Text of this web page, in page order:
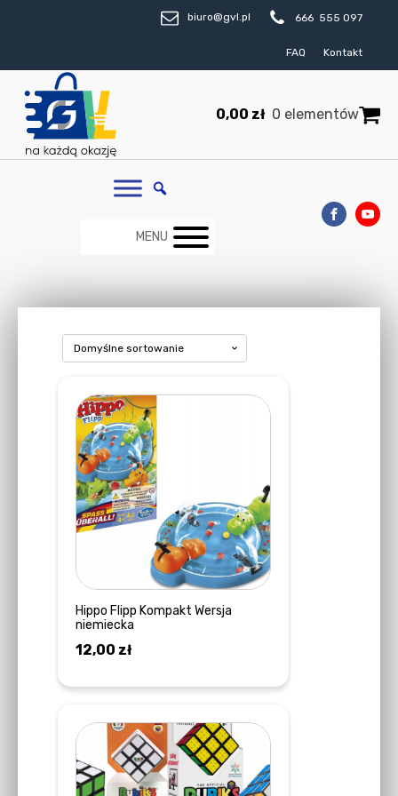
biuro@gvl.pl 666 555 097
FAQ Kontakt
0,00 zł 0 elementów
MENU
Hippo Flipp Kompakt Wersja
niemiecka
12,00 zł